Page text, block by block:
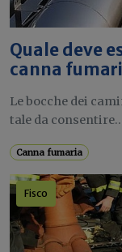
Quale deve
canna
Le bocche dei
tale da
Canna fumaria
Fisco